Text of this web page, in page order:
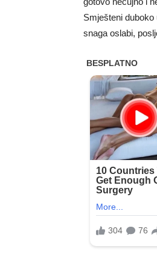
Smješteni
snaga oslabi,